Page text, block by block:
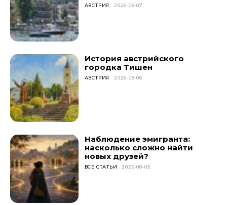
АВСТРИЯ 2026-08-07
История австрийского
городка Тишен
АВСТРИЯ 2026-08-06
Наблюдение эмигранта:
насколько сложно найти
новых друзей?
ВСЕ СТАТЬИ 2026-08-05